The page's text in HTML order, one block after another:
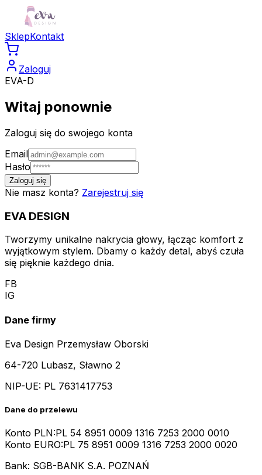
SklepKontakt
Zaloguj
EVA-D
Witaj ponownie
Zaloguj się do swojego konta
Email
Hasło
Zaloguj się
Nie masz konta? Zarejestruj się
EVA DESIGN
Tworzymy unikalne nakrycia głowy, łącząc komfort z
wyjątkowym stylem. Dbamy o każdy detal, abyś czuła
się pięknie każdego dnia.
FB
IG
Dane firmy
Eva Design Przemysław Oborski
64-720 Lubasz, Sławno 2
NIP-UE: PL 7631417753
Dane do przelewu
Konto PLN:PL 54 8951 0009 1316 7253 2000 0010
Konto EURO:PL 75 8951 0009 1316 7253 2000 0020
Bank: SGB-BANK S.A. POZNAŃ